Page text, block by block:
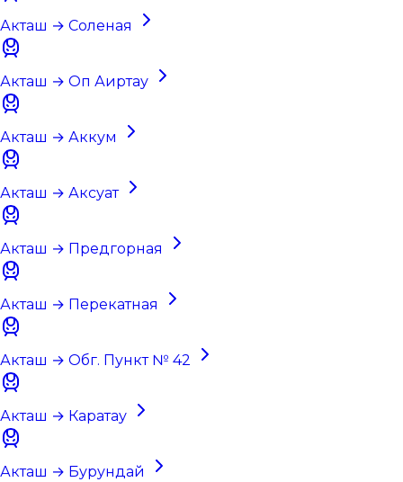
Акташ → Соленая
Акташ → Оп Аиртау
Акташ → Аккум
Акташ → Аксуат
Акташ → Предгорная
Акташ → Перекатная
Акташ → Обг. Пункт № 42
Акташ → Каратау
Акташ → Бурундай